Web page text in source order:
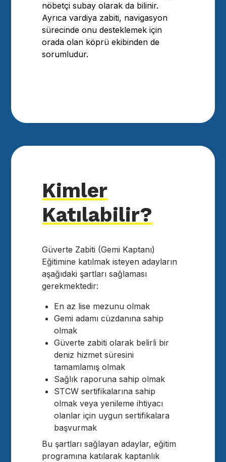
nöbetçi subay olarak da bilinir.
Ayrıca vardiya zabiti, navigasyon
sürecinde onu desteklemek için
orada olan köprü ekibinden de
sorumludur.
Kimler
Katılabilir?
Güverte Zabiti (Gemi Kaptanı)
Eğitimine katılmak isteyen adayların
aşağıdaki şartları sağlaması
gerekmektedir:
En az lise mezunu olmak
Gemi adamı cüzdanına sahip
olmak
Güverte zabiti olarak belirli bir
deniz hizmet süresini
tamamlamış olmak
Sağlık raporuna sahip olmak
STCW sertifikalarına sahip
olmak veya yenileme ihtiyacı
olanlar için uygun sertifikalara
başvurmak
Bu şartları sağlayan adaylar, eğitim
programına katılarak kaptanlık